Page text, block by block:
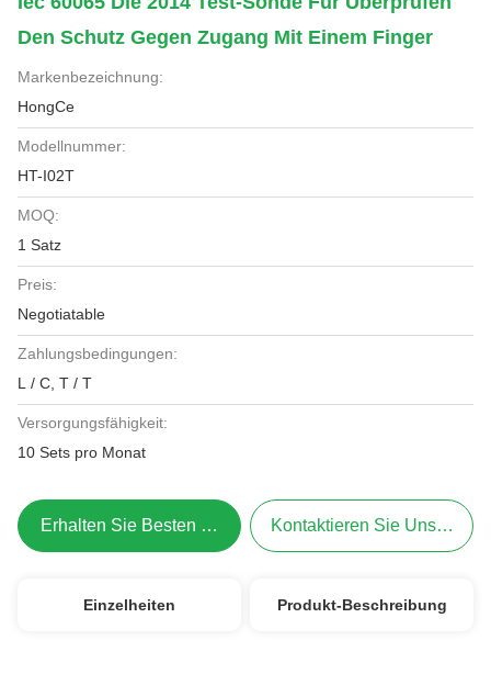
Den Schutz Gegen Zugang Mit Einem Finger
Markenbezeichnung:
HongCe
Modellnummer:
HT-I02T
MOQ:
1 Satz
Preis:
Negotiatable
Zahlungsbedingungen:
L / C, T / T
Versorgungsfähigkeit:
10 Sets pro Monat
Erhalten Sie Besten Preis Kontaktieren Sie Uns Jetzt
Einzelheiten Produkt-Beschreibung